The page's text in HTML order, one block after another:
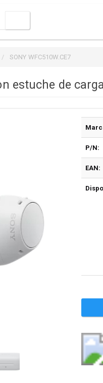
SONY WFC510W.CE7
estuche de
P/N:
EAN: